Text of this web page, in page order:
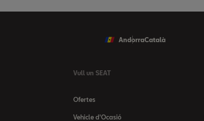
AndorraCatalà
Vull un SEAT
Ofertes
Vehicle d'Ocasió